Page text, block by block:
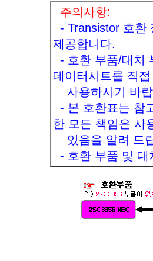
주의사항:
- Transistor 호환
제공합니다.
- 호환 부품/대치
데이터시트를 직
사용하시기 바
- 본 호환표는 참
한 모든 책임은 사
있음을 알려 드
- 호환 부품 및 대